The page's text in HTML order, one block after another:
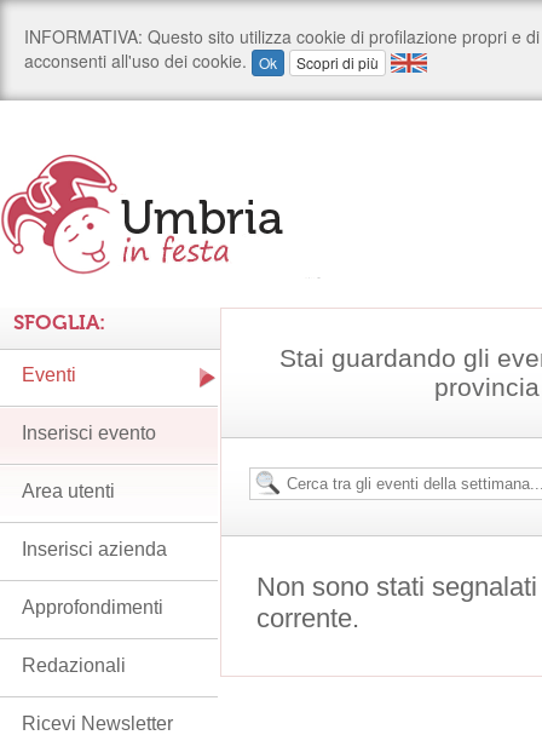
Stai guardando gli
Non sono stati
corrente.
SFOGLIA:
Eventi
Inserisci evento
Area utenti
Inserisci azienda
Approfondimenti
Redazionali
Ricevi Newsletter